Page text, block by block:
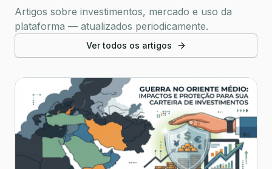
Artigos sobre investimentos, mercado e uso da
plataforma — atualizados periodicamente.
Ver todos os artigos